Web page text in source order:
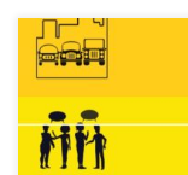
La
muchas
construir.
contaminación